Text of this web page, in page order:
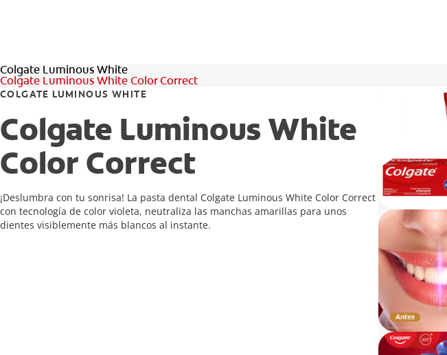
Colgate Luminous White
Colgate Luminous White Color Correct
COLGATE LUMINOUS WHITE
Colgate Luminous White
Color Correct
¡Deslumbra con tu sonrisa! La pasta dental Colgate Luminous White Color Correct
con tecnología de color violeta, neutraliza las manchas amarillas para unos
dientes visiblemente más blancos al instante.